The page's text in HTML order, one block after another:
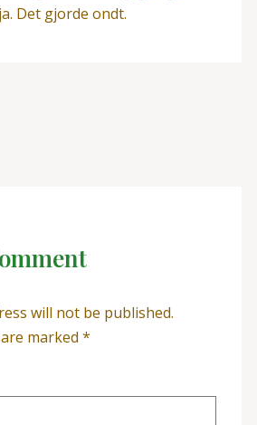
Det gjorde ondt.
will not be published.
marked *